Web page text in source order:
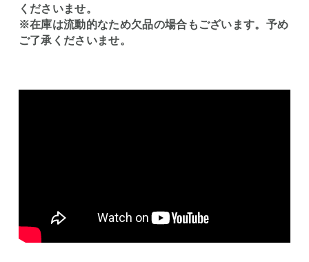
くださいませ。
※在庫は流動的なため欠品の場合もございます。予め
ご了承くださいませ。